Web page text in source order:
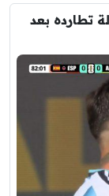
تطارده بعد